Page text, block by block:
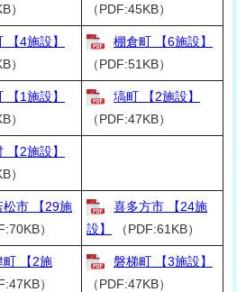
）
（PDF:45KB）
【4施設】
）
棚倉町 【6施設】
（PDF:51KB）
【1施設】
）
塙町 【2施設】
（PDF:47KB）
【2施設】
）
松市 【29施
）
喜多方市 【24施
設】
（PDF:61KB）
町 【2施
）
磐梯町 【3施設】
（PDF:47KB）